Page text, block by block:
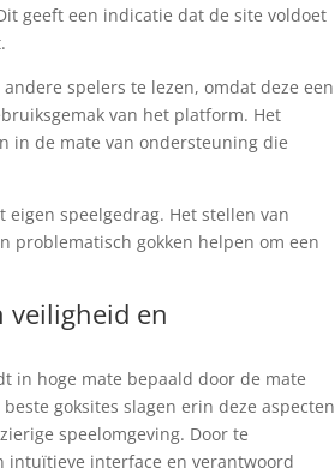
geeft een indicatie dat de site voldoet
spelers te lezen, omdat deze een
van het platform. Het
in de mate van ondersteuning die
speelgedrag. Het stellen van
problematisch gokken helpen om een
veiligheid en
in hoge mate bepaald door de mate
goksites slagen erin deze aspecten
speelomgeving. Door te
intuïtieve interface en verantwoord